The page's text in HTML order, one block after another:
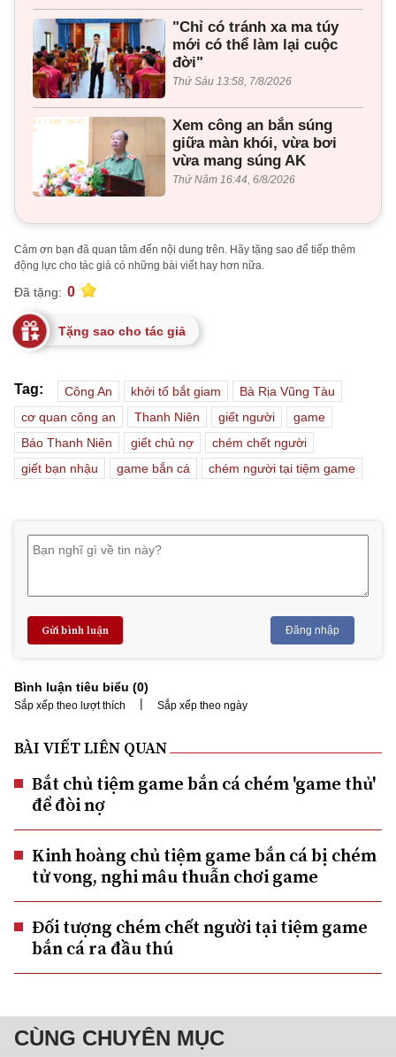
"Chỉ có tránh xa ma túy
mới có thể làm lại cuộc
đời"
Thứ Sáu 13:58, 7/8/2026
Xem công an bắn súng
giữa màn khói, vừa bơi
vừa mang súng AK
Thứ Năm 16:44, 6/8/2026
Cảm ơn bạn đã quan tâm đến nội dung trên. Hãy tặng sao để tiếp thêm
động lực cho tác giả có những bài viết hay hơn nữa.
Đã tặng: 0
Tặng sao cho tác giả
Tag: Công An khởi tố bắt giam
Bà Rịa Vũng Tàu
cơ quan công an
Thanh Niên giết người
game
Báo Thanh Niên
giết chủ nợ
chém chết người
giết bạn nhậu
game bắn cá chém người tại tiệm game
Gửi bình luận Đăng nhập
Bình luận tiêu biểu (0)
Sắp xếp theo lượt thích | Sắp xếp theo ngày
BÀI VIẾT LIÊN QUAN
Bắt chủ tiệm game bắn cá chém 'game thủ'
để đòi nợ
Kinh hoàng chủ tiệm game bắn cá bị chém
tử vong, nghi mâu thuẫn chơi game
Đối tượng chém chết người tại tiệm game
bắn cá ra đầu thú
CÙNG CHUYÊN MỤC